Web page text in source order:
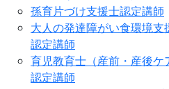
孫育片づけ支援士認定講師
大人の発達障がい食環境支
認定講師
育児教育士（産前・産後ケ
認定講師